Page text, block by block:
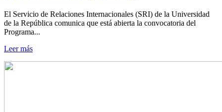
El Servicio de Relaciones Internacionales (SRI) de la Universidad
de la República comunica que está abierta la convocatoria del
Programa...
Leer más